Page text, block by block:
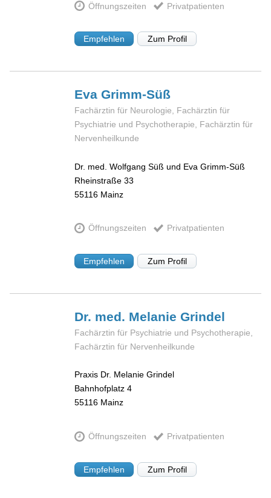
Öffnungszeiten Privatpatienten
Empfehlen Zum Profil
EvaGrimm-Süß
Fachärztin für Neurologie, Fachärztin für
Psychiatrie und Psychotherapie, Fachärztin für
Nervenheilkunde
Dr. med. Wolfgang Süß und Eva Grimm-Süß
Rheinstraße 33
55116 Mainz
Öffnungszeiten Privatpatienten
Empfehlen Zum Profil
Dr. med. MelanieGrindel
Fachärztin für Psychiatrie und Psychotherapie,
Fachärztin für Nervenheilkunde
Praxis Dr. Melanie Grindel
Bahnhofplatz 4
55116 Mainz
Öffnungszeiten Privatpatienten
Empfehlen Zum Profil